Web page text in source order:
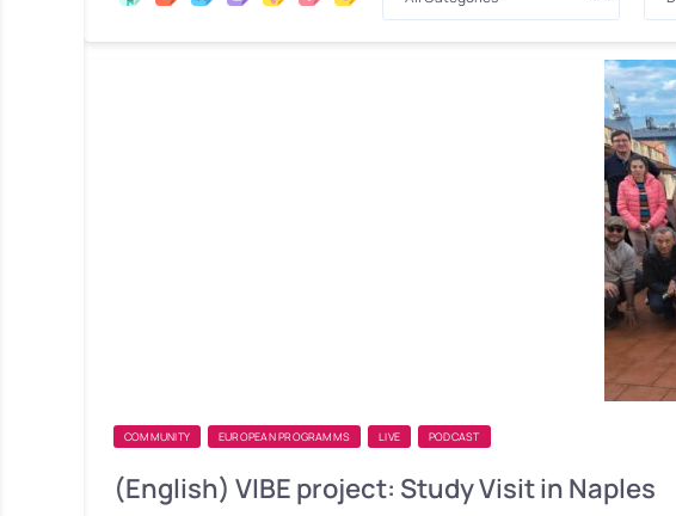
COMMUNITY EUROPEAN PROGRAMMS LIVE PODCAST
(English) VIBE project: Study Visit in Naples